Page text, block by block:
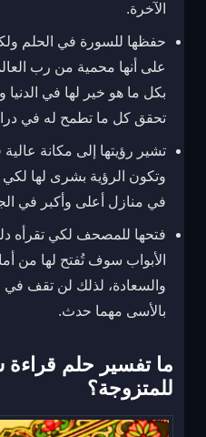
الآخرة.
حفظها للسورة في الحلم
على أنها محمية من رب
بكل ما هو خير لها في الدنيا
تحقق كل ما تطمح له في
تشير رؤيتها إلى مكانة
وتكون الرؤية بشرى لها لكي
في منازل أعلى وأكبر في
فتحها للمصحف لكي تقرأه
الأبواب سوف تُفتح لها من
والسعادة، لذلك لن تقف في
بالأسى مهما حدث.
ما تفسير حلم قراءة
للمتزوجة؟